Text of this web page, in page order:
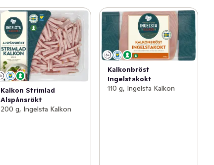
Kalkon Strimlad
Alspånsrökt
200 g, Ingelsta Kalkon
Kalkonbröst
Ingelstakokt
110 g, Ingelsta Kalkon